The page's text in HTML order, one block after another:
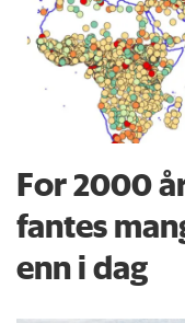
For 2000
fantes
enn i dag